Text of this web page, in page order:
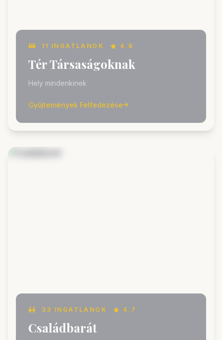
11 INGATLANOK 4.8
Tér Társaságoknak
Hely mindenkinek
Gyűjtemények Felfedezése
33 INGATLANOK 4.7
Családbarát